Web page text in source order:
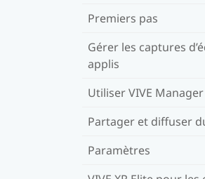
Premiers pas
Gérer les captures
applis
Utiliser VIVE Manager
Partager et diffuser
Paramètres